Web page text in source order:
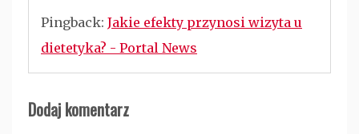
Pingback: Jakie efekty przynosi wizyta u
dietetyka? - Portal News
Dodaj komentarz